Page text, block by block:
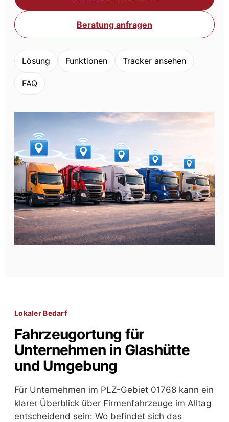
Beratung anfragen
Lösung Funktionen Tracker ansehen
FAQ
Lokaler Bedarf
Fahrzeugortung für
Unternehmen in Glashütte
und Umgebung
Für Unternehmen im PLZ-Gebiet 01768 kann ein
klarer Überblick über Firmenfahrzeuge im Alltag
entscheidend sein: Wo befindet sich das